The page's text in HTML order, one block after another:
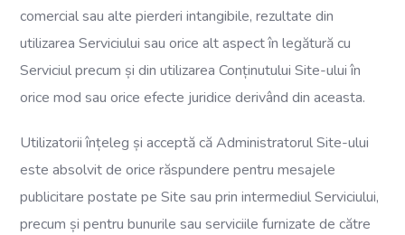
comercial sau alte pierderi intangibile, rezultate din
utilizarea Serviciului sau orice alt aspect în legătură cu
Serviciul precum și din utilizarea Conținutului Site-ului în
orice mod sau orice efecte juridice derivând din aceasta.
Utilizatorii înțeleg și acceptă că Administratorul Site-ului
este absolvit de orice răspundere pentru mesajele
publicitare postate pe Site sau prin intermediul Serviciului,
precum și pentru bunurile sau serviciile furnizate de către